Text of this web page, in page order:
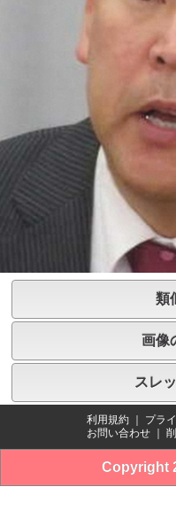
類
画像
スレ
利用規約 ｜ プラ
お問い合わせ ｜
Copyright